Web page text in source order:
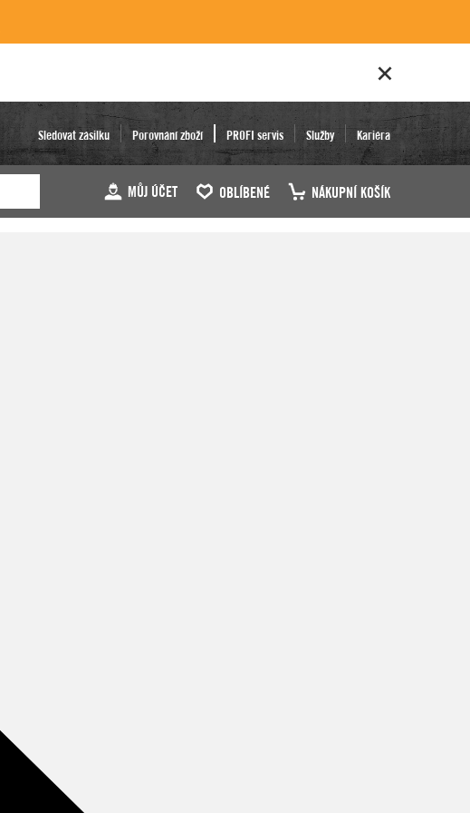
Sledovat zásilku Porovnání zboží PROFI servis Služby Kariéra
MŮJ ÚČET OBLÍBENÉ NÁKUPNÍ KOŠÍK